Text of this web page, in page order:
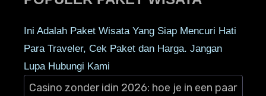
Ini Adalah Paket Wisata Yang Siap Mencuri Hati
Para Traveler, Cek Paket dan Harga. Jangan
Lupa Hubungi Kami
Casino zonder idin 2026: hoe je in een paar